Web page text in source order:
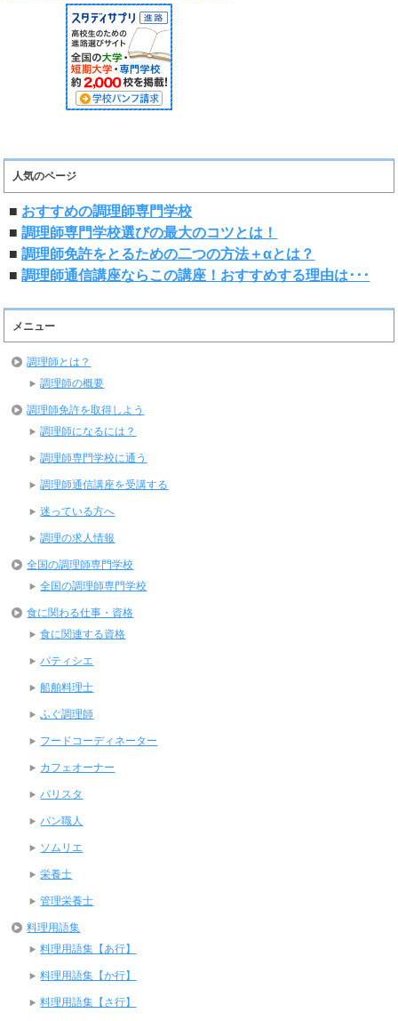
人気のページ
■ おすすめの調理師専門学校
■調理師専門学校選びの最大のコツとは！
■調理師免許をとるための二つの方法＋αとは？
■調理師通信講座ならこの講座！おすすめする理由は･･･
メニュー
調理師とは？
調理師の概要
調理師免許を取得しよう
調理師になるには？
調理師専門学校に通う
調理師通信講座を受講する
迷っている方へ
調理の求人情報
全国の調理師専門学校
全国の調理師専門学校
食に関わる仕事・資格
食に関連する資格
パティシエ
船舶料理士
ふぐ調理師
フードコーディネーター
カフェオーナー
バリスタ
パン職人
ソムリエ
栄養士
管理栄養士
料理用語集
料理用語集【あ行】
料理用語集【か行】
料理用語集【さ行】